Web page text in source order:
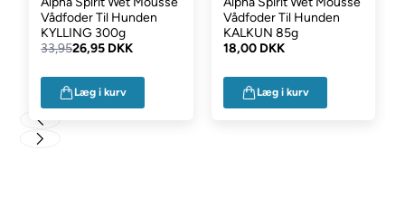
Vådfoder Til Hunden
KYLLING 300g
33,9526,95 DKK
Læg i kurv
Vådfoder Til Hunden
KALKUN 85g
18,00 DKK
Læg i kurv